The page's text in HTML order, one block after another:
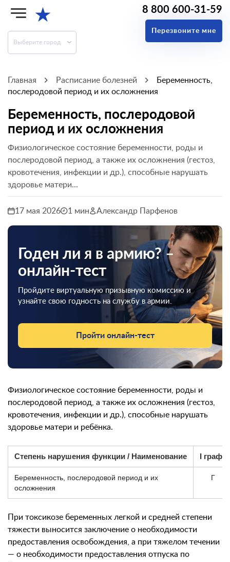
★
Выберите город
8 800 600-31-59
Перезвоните мне
Главная Расписание болезней
Беременность,
послеродовой период и их осложнения
Беременность, послеродовой
период и их осложнения
Физиологическое состояние беременности, роды и
послеродовой период, а также их осложнения (гестоз,
кровотечения, инфекции и др.), способные нарушать
здоровье матери...
17 мая 2026 1 мин Александр Парфенов
Годен ли я в армию? –
онлайн-тест
Пройдите виртуальную призывную комиссию и
узнайте свою годность на службу в армии.
Пройти онлайн-тест
Физиологическое состояние беременности, роды и
послеродовой период, а также их осложнения (гестоз,
кровотечения, инфекции и др.), способные нарушать
здоровье матери и ребёнка.
Степень нарушения функции / Наименование I графа
Беременность, послеродовой период и их
осложнения
Г
При токсикозе беременных легкой и средней степени
тяжести выносится заключение о необходимости
предоставления освобождения, а при тяжелом течении
— о необходимости предоставления отпуска по